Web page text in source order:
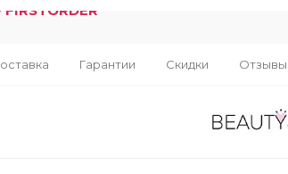
FIRSTORDER
Гарантии Скидки Отзывы